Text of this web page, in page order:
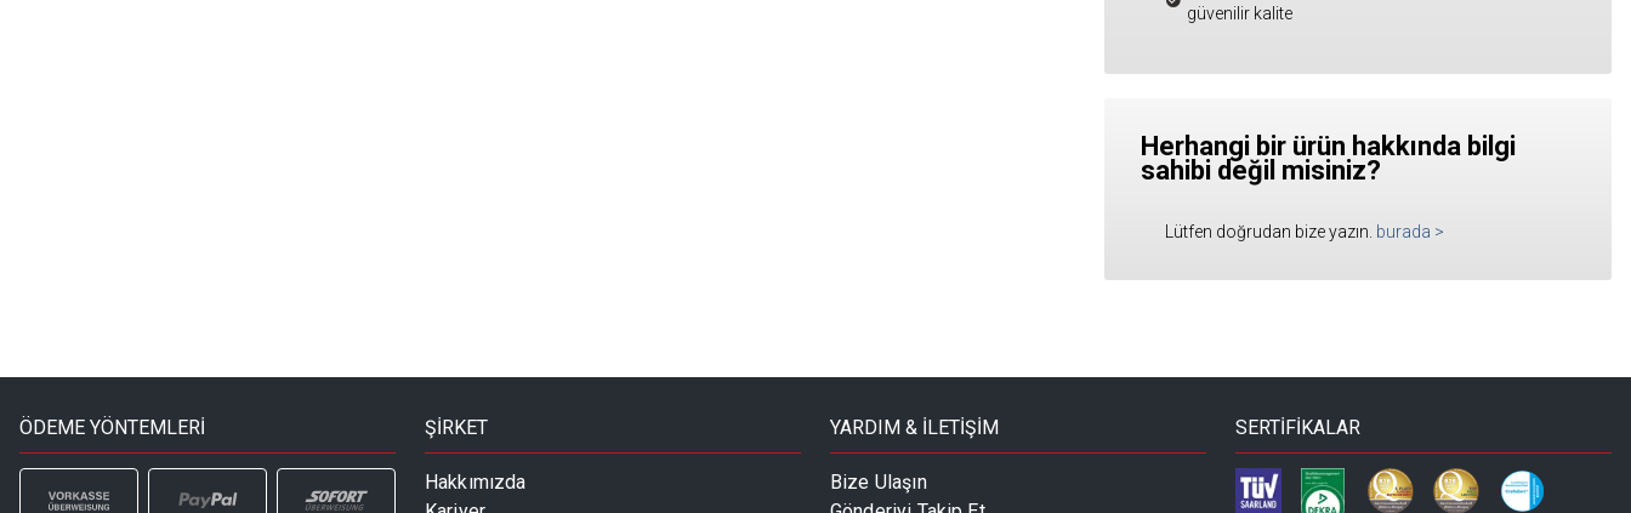
güvenilir kalite
Herhangi bir ürün hakkında bilgi
sahibi değil misiniz?
Lütfen doğrudan bize yazın. burada >
ÖDEME YÖNTEMLERİ ŞİRKET
Hakkımızda
YARDIM & İLETİŞİM
Bize Ulaşın
SERTİFİKALAR